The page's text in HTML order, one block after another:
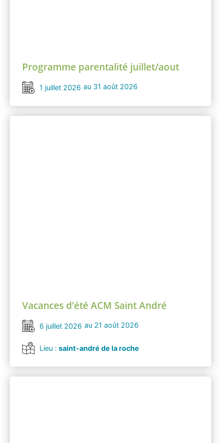
Programme parentalité juillet/aout
1 juillet 2026 au 31 août 2026
Vacances d’été ACM Saint André
6 juillet 2026 au 21 août 2026
Lieu : saint-andré de la roche